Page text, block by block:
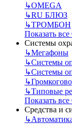
↳OMEGA
↳RU БЛЮЗ
↳ТРОМБОН
Показать
Системы
↳Мегафоны
↳Системы
↳Системы
↳
↳Типовые
Показать
Средства и
↳